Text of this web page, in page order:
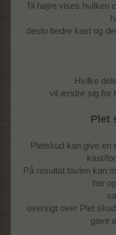
Til højre vises hvilken
desto bedre kast og
Hvilke
vil ændre sig for
Plet
Pletskud kan give en
kast/
På resultat tavlen kan
har
oversigt over Plet
gave